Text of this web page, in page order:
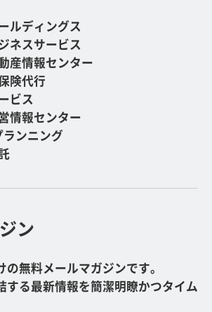
ルディングス
ネスサービス
産情報センター
険代行
ビス
情報センター
ンニング
ン
無料メールマガジンです。
する最新情報を簡潔明瞭かつタイム